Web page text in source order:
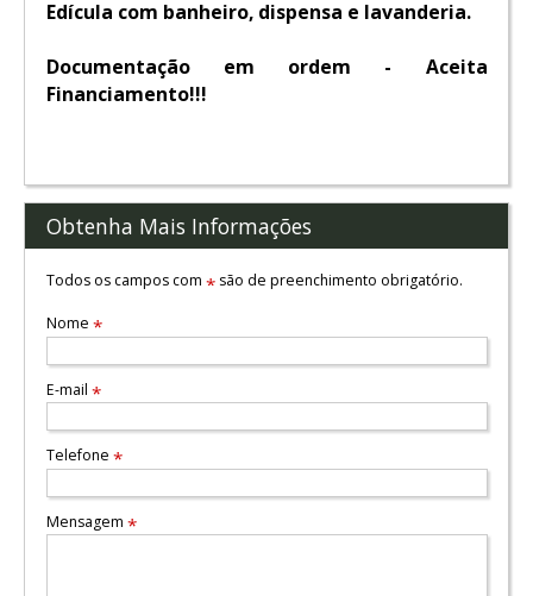
Edícula com banheiro, dispensa e lavanderia.
Documentação em ordem - Aceita
Financiamento!!!
Obtenha Mais Informações
Todos os campos com *são de preenchimento obrigatório.
Nome *
E-mail *
Telefone *
Mensagem *